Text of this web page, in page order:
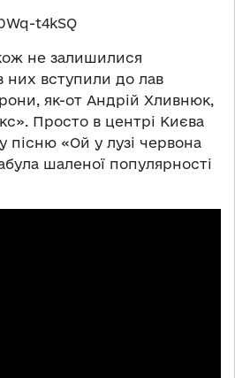
t4kSQ
не залишилися
них вступили до лав
як-от Андрій Хливнюк,
Просто в центрі Києва
пісню «Ой у лузі червона
шаленої популярності